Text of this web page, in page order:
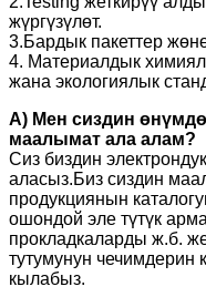
жүргүзүлөт.
3.Бардык пакеттер
4. Материалдык
жана экологиялык
A) Мен сиздин
маалымат ала алам?
Сиз биздин
аласыз.Биз сиздин
продукциянын
ошондой эле түтүк
прокладкаларды ж.б.
тутумунун чечимдерин
кылабыз.